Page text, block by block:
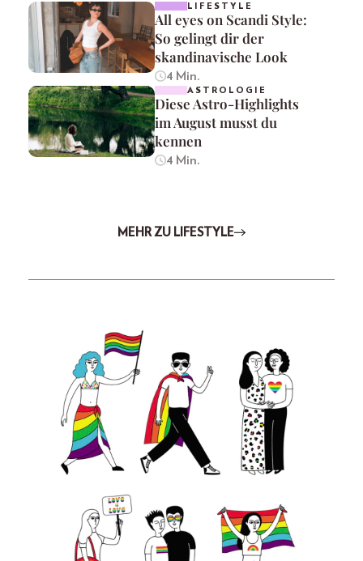
LIFESTYLE
All eyes on Scandi Style:
So gelingt dir der
skandinavische Look
4 Min.
ASTROLOGIE
Diese Astro-Highlights
im August musst du
kennen
4 Min.
MEHR ZU LIFESTYLE